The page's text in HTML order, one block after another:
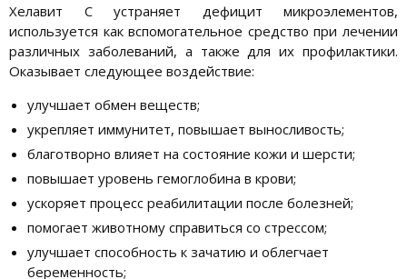
Хелавит С устраняет дефицит микроэлементов,
используется как вспомогательное средство при лечении
различных заболеваний, а также для их профилактики.
Оказывает следующее воздействие:
улучшает обмен веществ;
укрепляет иммунитет, повышает выносливость;
благотворно влияет на состояние кожи и шерсти;
повышает уровень гемоглобина в крови;
ускоряет процесс реабилитации после болезней;
помогает животному справиться со стрессом;
улучшает способность к зачатию и облегчает
беременность;